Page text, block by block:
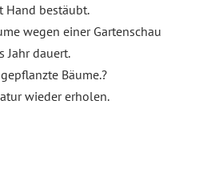
Hand bestäubt.
wegen einer Gartenschau
Jahr dauert.
Bäume.?
wieder erholen.